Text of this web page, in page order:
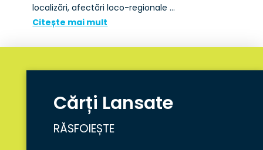
localizări, afectări loco-regionale …
Citește mai mult
Cărți Lansate
RĂSFOIEȘTE